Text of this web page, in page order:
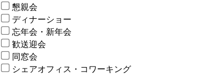
懇親会
ディナーショー
忘年会・新年会
歓送迎会
同窓会
シェアオフィス・コワーキング